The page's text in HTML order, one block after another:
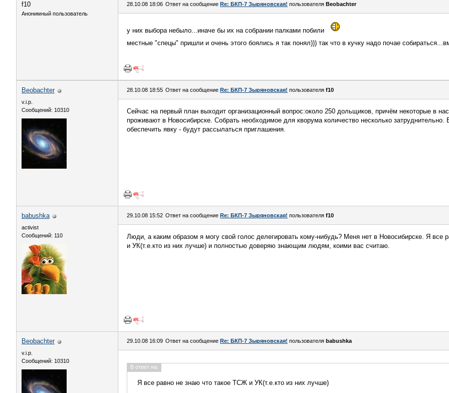
f10
Анонимный пользователь
28.10.08 18:06 Ответ на сообщение Re: БКП-7 Зыряновская! пользователя Beobachter
у них выбора небыло...иначе бы их на собрании палками побили
местные "спецы" пришли и очень этого боялись я так понял))) так что в кучку надо почае
Beobachter
v.i.p.
Сообщений: 10310
28.10.08 18:55 Ответ на сообщение Re: БКП-7 Зыряновская! пользователя f10
Сейчас на первый план выходит организационный вопрос:около 250 дольщиков, причём некоторые в
проживают в Новосибирске. Собрать необходимое для кворума количество несколько
обеспечить явку - будут рассылаться приглашения.
babushka
activist
Сообщений: 110
29.10.08 15:52 Ответ на сообщение Re: БКП-7 Зыряновская! пользователя f10
Люди, а каким образом я могу свой голос делегировать кому-нибудь? Меня нет в Новосибирске. Я все
и УК(т.е.кто из них лучше) и полностью доверяю знающим людям, коими вас считаю.
Beobachter
v.i.p.
Сообщений: 10310
29.10.08 16:09 Ответ на сообщение Re: БКП-7 Зыряновская! пользователя babushka
В ответ на:
Я все равно не знаю что такое ТСЖ и УК(т.е.кто из них лучше)